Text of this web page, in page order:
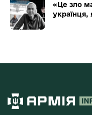
«Це зло
українця,